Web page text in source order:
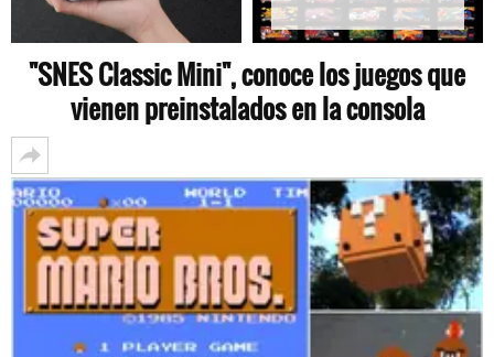
"SNES Classic Mini", conoce los juegos que
vienen preinstalados en la consola